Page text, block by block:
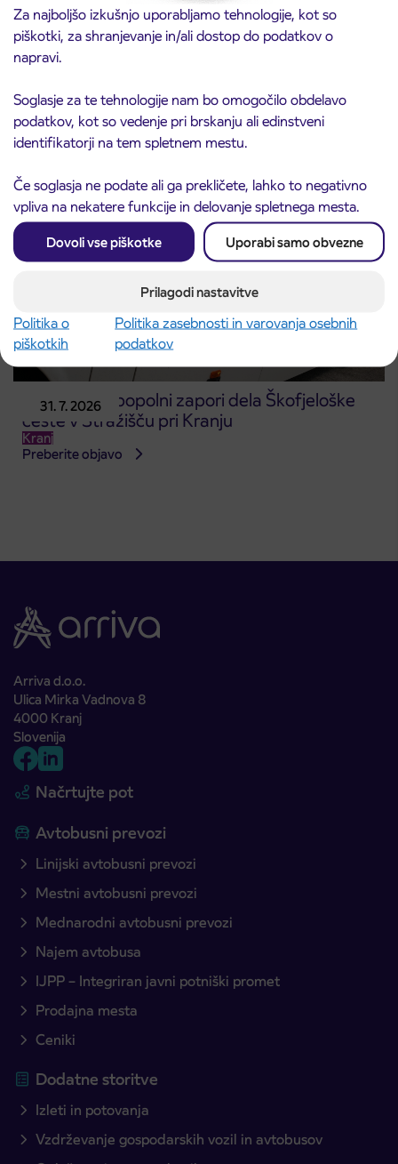
Za najboljšo izkušnjo uporabljamo tehnologije, kot so
piškotki, za shranjevanje in/ali dostop do podatkov o
napravi.
Soglasje za te tehnologije nam bo omogočilo obdelavo
podatkov, kot so vedenje pri brskanju ali edinstveni
identifikatorji na tem spletnem mestu.
Če soglasja ne podate ali ga prekličete, lahko to negativno
vpliva na nekatere funkcije in delovanje spletnega mesta.
Dovoli vse piškotke Uporabi samo obvezne
Prilagodi nastavitve
Politika o
piškotkih
Politika zasebnosti in varovanja osebnih
podatkov
ČEŠNJEVEK – TRATA
Kranj
Preberite objavo
31. 7. 2026
Obvestilo o popolni zapori dela Škofjeloške
ceste v Stražišču pri Kranju
Kranj
Preberite objavo
Arriva d.o.o.
Ulica Mirka Vadnova 8
4000 Kranj
Slovenija
Načrtujte pot
Avtobusni prevozi
Linijski avtobusni prevozi
Mestni avtobusni prevozi
Mednarodni avtobusni prevozi
Najem avtobusa
IJPP – Integriran javni potniški promet
Prodajna mesta
Ceniki
Dodatne storitve
Izleti in potovanja
Vzdrževanje gospodarskih vozil in avtobusov